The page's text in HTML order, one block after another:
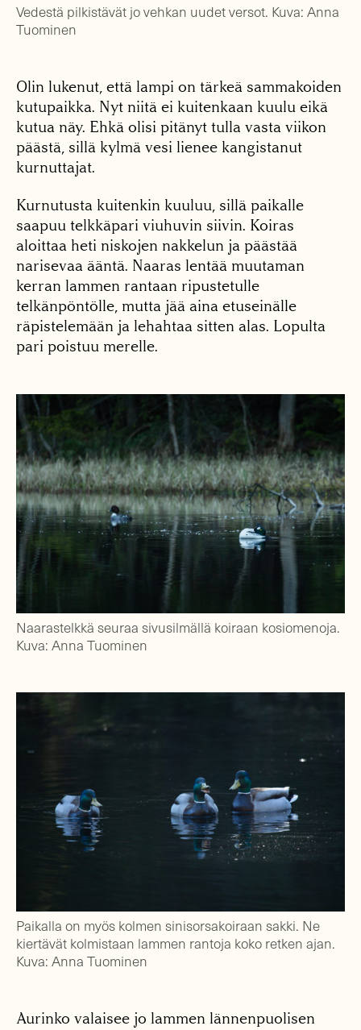
Vedestä pilkistävät jo vehkan uudet versot. Kuva: Anna
Tuominen
Olin lukenut, että lampi on tärkeä sammakoiden
kutupaikka. Nyt niitä ei kuitenkaan kuulu eikä
kutua näy. Ehkä olisi pitänyt tulla vasta viikon
päästä, sillä kylmä vesi lienee kangistanut
kurnuttajat.
Kurnutusta kuitenkin kuuluu, sillä paikalle
saapuu telkkäpari viuhuvin siivin. Koiras
aloittaa heti niskojen nakkelun ja päästää
narisevaa ääntä. Naaras lentää muutaman
kerran lammen rantaan ripustetulle
telkänpöntölle, mutta jää aina etuseinälle
räpistelemään ja lehahtaa sitten alas. Lopulta
pari poistuu merelle.
Naarastelkkä seuraa sivusilmällä koiraan kosiomenoja.
Kuva: Anna Tuominen
Paikalla on myös kolmen sinisorsakoiraan sakki. Ne
kiertävät kolmistaan lammen rantoja koko retken ajan.
Kuva: Anna Tuominen
Aurinko valaisee jo lammen lännenpuolisen